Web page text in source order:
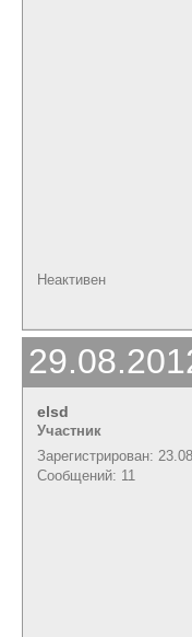
Неактивен
elsd
Участник
Зарегистрирован:
Сообщений: 11